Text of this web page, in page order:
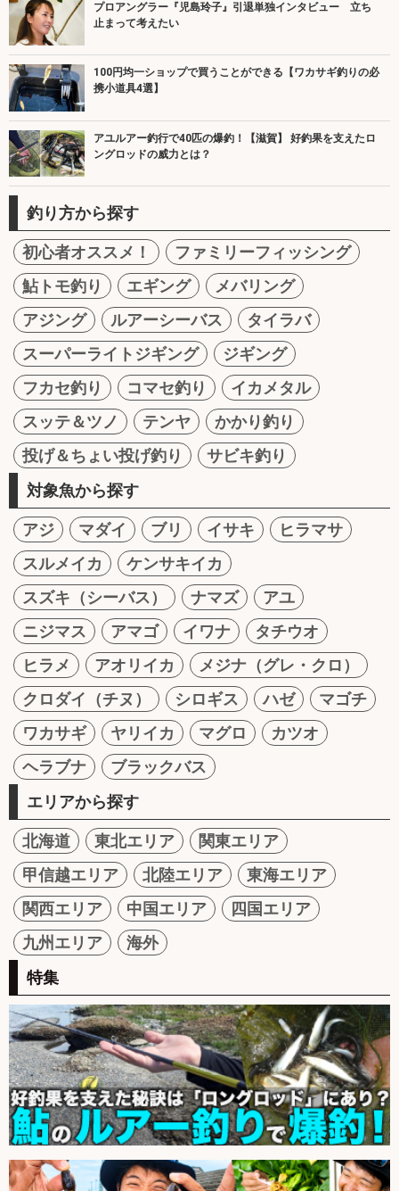
プロアングラー『児島玲子』引退単独インタビュー 立ち
止まって考えたい
100円均一ショップで買うことができる【ワカサギ釣りの必
携小道具4選】
アユルアー釣行で40匹の爆釣！【滋賀】 好釣果を支えたロ
ングロッドの威力とは？
釣り方から探す
初心者オススメ！
ファミリーフィッシング
鮎トモ釣り
エギング
メバリング
アジング
ルアーシーバス
タイラバ
スーパーライトジギング
ジギング
フカセ釣り
コマセ釣り
イカメタル
スッテ＆ツノ
テンヤ
かかり釣り
投げ＆ちょい投げ釣り
サビキ釣り
対象魚から探す
アジ マダイ ブリ イサキ
ヒラマサ
スルメイカ
ケンサキイカ
スズキ（シーバス）
ナマズ
アユ
ニジマス
アマゴ イワナ
タチウオ
ヒラメ
アオリイカ
メジナ（グレ・クロ）
クロダイ（チヌ）
シロギス ハゼ
マゴチ
ワカサギ
ヤリイカ マグロ
カツオ
ヘラブナ
ブラックバス
エリアから探す
北海道 東北エリア
関東エリア
甲信越エリア
北陸エリア
東海エリア
関西エリア
中国エリア
四国エリア
九州エリア
海外
特集